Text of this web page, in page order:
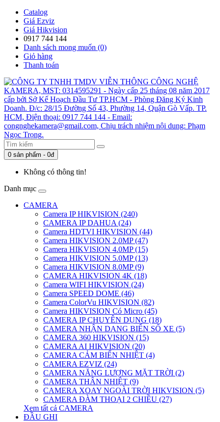
Catalog
Giá Ezviz
Giá Hikvision
0917 744 144
Danh sách mong muốn (0)
Giỏ hàng
Thanh toán
0 sản phẩm - 0đ
Không có thông tin!
Danh mục
CAMERA
Camera IP HIKVISION (240)
CAMERA IP DAHUA (24)
Camera HDTVI HIKVISION (44)
Camera HIKVISION 2.0MP (47)
Camera HIKVISION 4.0MP (15)
Camera HIKVISION 5.0MP (13)
Camera HIKVISION 8.0MP (9)
CAMERA HIKVISION 4K (18)
Camera WIFI HIKVISION (24)
Camera SPEED DOME (46)
Camera ColorVu HIKVISION (82)
Camera HIKVISION Có Micro (45)
CAMERA IP CHUYÊN DỤNG (18)
CAMERA NHẬN DẠNG BIỂN SỐ XE (5)
CAMERA 360 HIKVISION (15)
CAMERA AI HIKVISION (20)
CAMERA CẢM BIẾN NHIỆT (4)
CAMERA EZVIZ (24)
CAMERA NĂNG LƯỢNG MẶT TRỜI (2)
CAMERA THÂN NHIỆT (9)
CAMERA XOAY NGOÀI TRỜI HIKVISION (5)
CAMERA ĐÀM THOẠI 2 CHIỀU (27)
Xem tất cả CAMERA
ĐẦU GHI